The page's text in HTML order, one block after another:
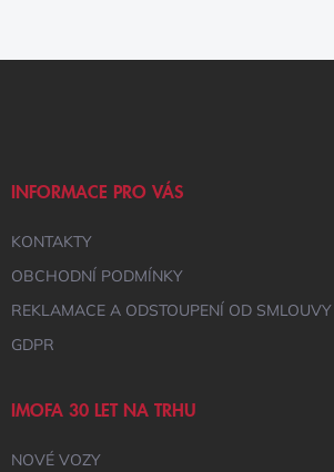
INFORMACE PRO VÁS
KONTAKTY
OBCHODNÍ PODMÍNKY
REKLAMACE A ODSTOUPENÍ OD SMLOUVY
GDPR
IMOFA 30 LET NA TRHU
NOVÉ VOZY